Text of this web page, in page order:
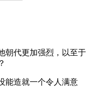
朝代更加强烈，以至于
能造就一个令人满意